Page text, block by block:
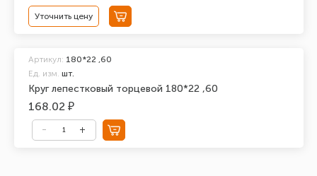
Уточнить цену
Круг лепестковый торцевой 180*22 ,60
Артикул: 180*22 ,60
Ед. изм. шт.
168.02 ₽